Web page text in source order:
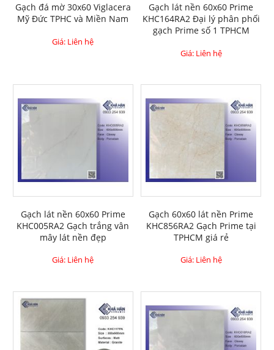
Gạch đá mờ 30x60 Viglacera
Mỹ Đức TPHC và Miền Nam
Giá: Liên hệ
Gạch lát nền 60x60 Prime
KHC164RA2 Đại lý phân phối
gạch Prime số 1 TPHCM
Giá: Liên hệ
Gạch lát nền 60x60 Prime
KHC005RA2 Gạch trắng vân
mây lát nền đẹp
Giá: Liên hệ
Gạch 60x60 lát nền Prime
KHC856RA2 Gạch Prime tại
TPHCM giá rẻ
Giá: Liên hệ